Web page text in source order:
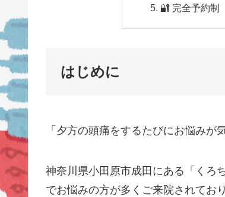
🔐 完全予約制
はじめに
「夕方の頭痛をするたびにお悩みが
神奈川県小田原市成田にある「くろ
でお悩みの方が多くご来院されてお